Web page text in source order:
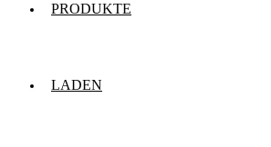
PRODUKTE
LADEN